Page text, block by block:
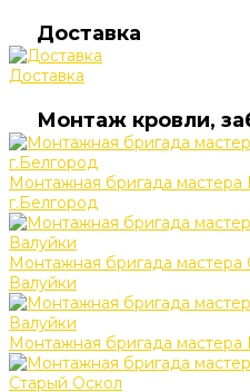
Доставка
Доставка
Монтаж кровли,
Монтажная бригада
г.Белгород
Монтажная бригада мастера
Валуйки
Монтажная бригада мастера